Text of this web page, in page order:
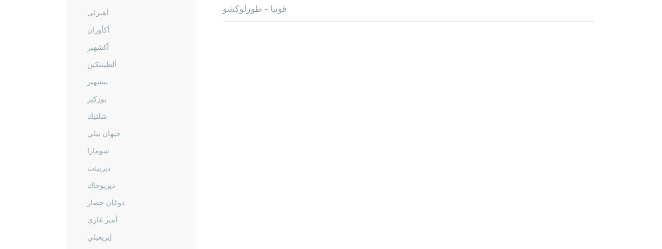
أهيرلي
أكأوران
أكشهير
ألطينتكين
بيشهير
بوزكير
شلتيك
جيهان بيلي
شومارا
ديربينت
ديربوجاك
دوغان حصار
أمير غازي
إيريغيلي
قونيا - طوزلوكشو